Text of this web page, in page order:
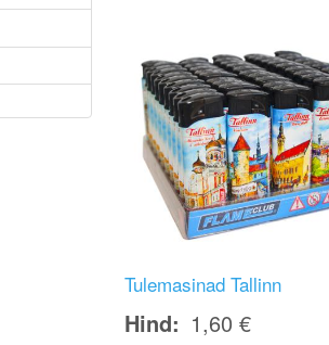
Tulemasinad Tallinn
Hind 1,60 €